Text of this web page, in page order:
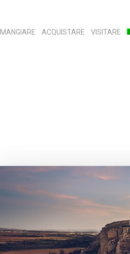
MANGIARE ACQUISTARE VISITARE